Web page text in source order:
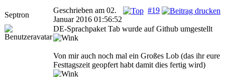
Septron
#19
Geschrieben am 02.
Januar 2016 01:56:52
DE-Sprachpaket Tab wurde auf Github umgestellt
Von mir auch noch mal ein Großes Lob (das ihr eure
Festtagszeit geopfert habt damit dies fertig wird)